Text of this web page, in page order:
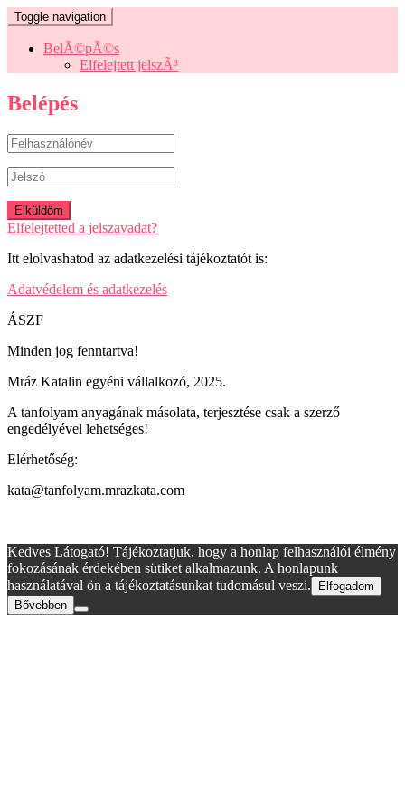
Toggle navigation
BelÃ©pÃ©s
Elfelejtett jelszÃ³
Belépés
Elfelejtetted a jelszavadat?
Itt elolvashatod az adatkezelési tájékoztatót is:
Adatvédelem és adatkezelés
ÁSZF
Minden jog fenntartva!
Mráz Katalin egyéni vállalkozó, 2025.
A tanfolyam anyagának másolata, terjesztése csak a szerző
engedélyével lehetséges!
Elérhetőség:
kata@tanfolyam.mrazkata.com
Kedves Látogató! Tájékoztatjuk, hogy a honlap felhasználói élmény
fokozásának érdekében sütiket alkalmazunk. A honlapunk
használatával ön a tájékoztatásunkat tudomásul veszi.
Elfogadom
Bővebben